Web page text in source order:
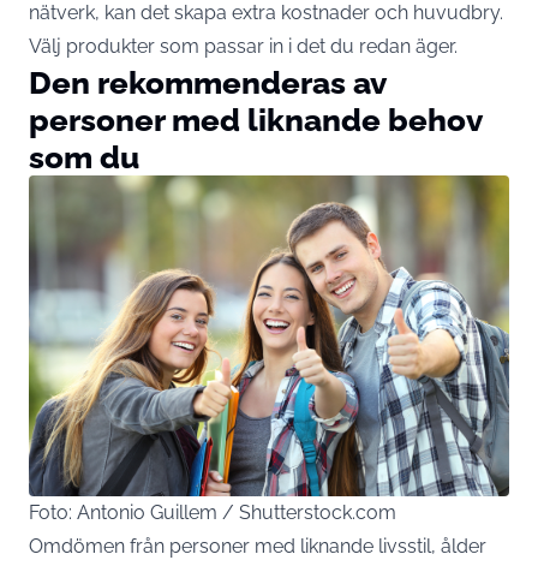
nätverk, kan det skapa extra kostnader och huvudbry.
Välj produkter som passar in i det du redan äger.
Den rekommenderas av
personer med liknande behov
som du
Foto: Antonio Guillem / Shutterstock.com
Omdömen från personer med liknande livsstil, ålder